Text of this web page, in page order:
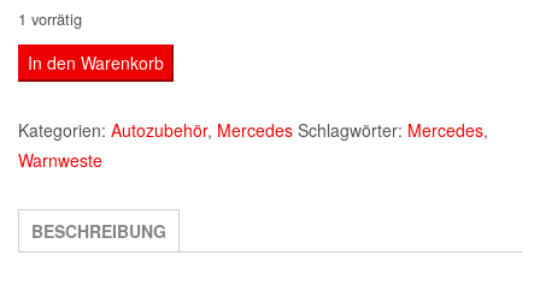
1 vorrätig
Warnweste
Mercedes
Menge
In den Warenkorb
Kategorien: Autozubehör, Mercedes Schlagwörter: Mercedes,
Warnweste
BESCHREIBUNG